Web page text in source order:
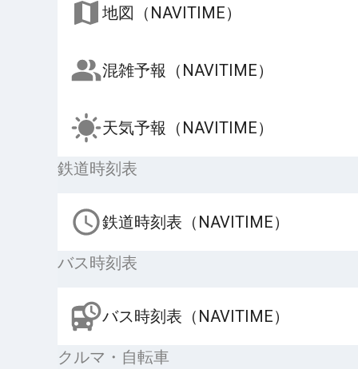
地図（NAVITIME）
混雑予報（NAVITIME）
天気予報（NAVITIME）
鉄道時刻表
鉄道時刻表（NAVITIME）
バス時刻表
バス時刻表（NAVITIME）
クルマ・自転車